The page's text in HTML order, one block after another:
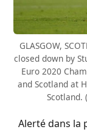
GLASGOW,
closed down by
Euro 2020
and Scotland at
Scotland.
Alerté dans la